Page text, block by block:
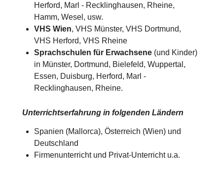
Herford, Marl - Recklinghausen, Rheine,
Hamm, Wesel, usw.
VHS Wien, VHS Münster, VHS Dortmund,
VHS Herford, VHS Rheine
Sprachschulen für Erwachsene(und Kinder)
in Münster, Dortmund, Bielefeld, Wuppertal,
Essen, Duisburg, Herford, Marl -
Recklinghausen, Rheine.
Unterrichtserfahrung in folgenden Ländern
Spanien (Mallorca), Österreich (Wien) und
Deutschland​​
Firmenunterricht und Privat-Unterricht u.a.